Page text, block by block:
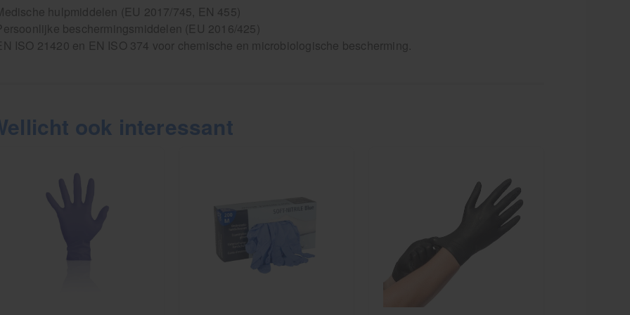
hulpmiddelen (EU 2017/745, EN 455)
beschermingsmiddelen (EU 2016/425)
ISO 21420 en EN ISO 374 voor chemische en microbiologische bescherming.
ook interessant